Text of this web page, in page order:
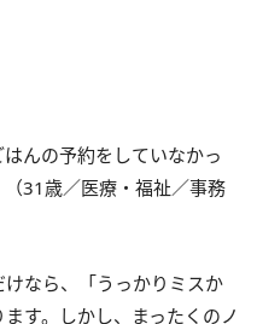
んの予約をしていなかっ
31歳／医療・福祉／事務
なら、「うっかりミスか
す。しかし、まったくのノ